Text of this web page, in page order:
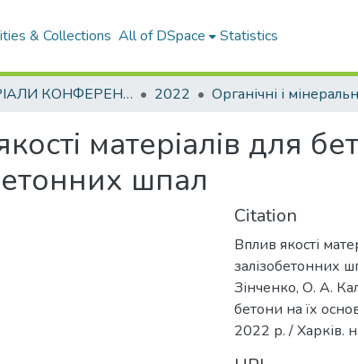
& Collections All of DSpace Statistics
МАТЕРІАЛИ КОНФЕРЕНЦІЙ 2022
матеріалів для
шпал
Citation
Вплив якості
залізобетонних
Зінченко, О. А.
бетони на їх
2022 р. / Харків.